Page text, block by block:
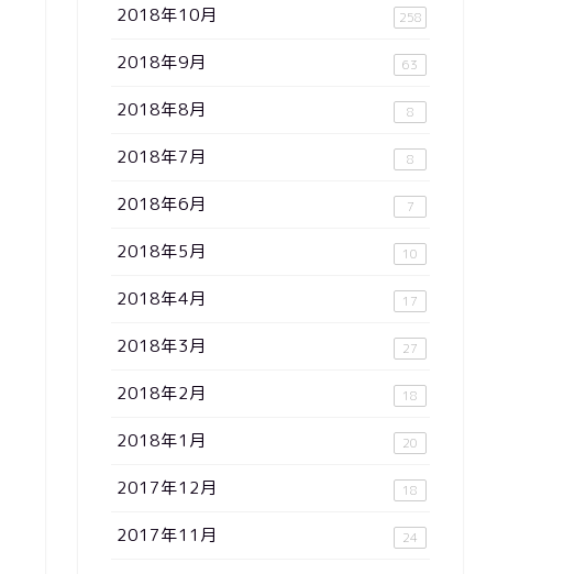
2018年10月 258
2018年9月 63
2018年8月 8
2018年7月 8
2018年6月 7
2018年5月 10
2018年4月 17
2018年3月 27
2018年2月 18
2018年1月 20
2017年12月 18
2017年11月 24